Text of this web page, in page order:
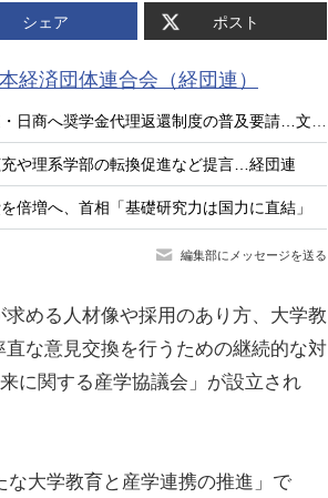
シェア ポスト
経済団体連合会（経団連）
経団連・日商へ奨学金代理返還制度の普及要請…文科相7/28会見
や理系学部の転換促進など提言…経団連
倍増へ、首相「基礎研究力は国力に直結」
編集部にメッセージを送る
める人材像や採用のあり方、大学教
な意見交換を行うための継続的な対
に関する産学協議会」が設立され
大学教育と産学連携の推進」で